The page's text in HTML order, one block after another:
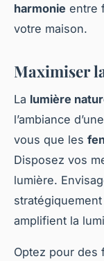
harmonie entre
votre maison.
Maximiser
La lumière
l’ambiance
vous que les
Disposez vos
lumière.
amplifient la
Optez pour des